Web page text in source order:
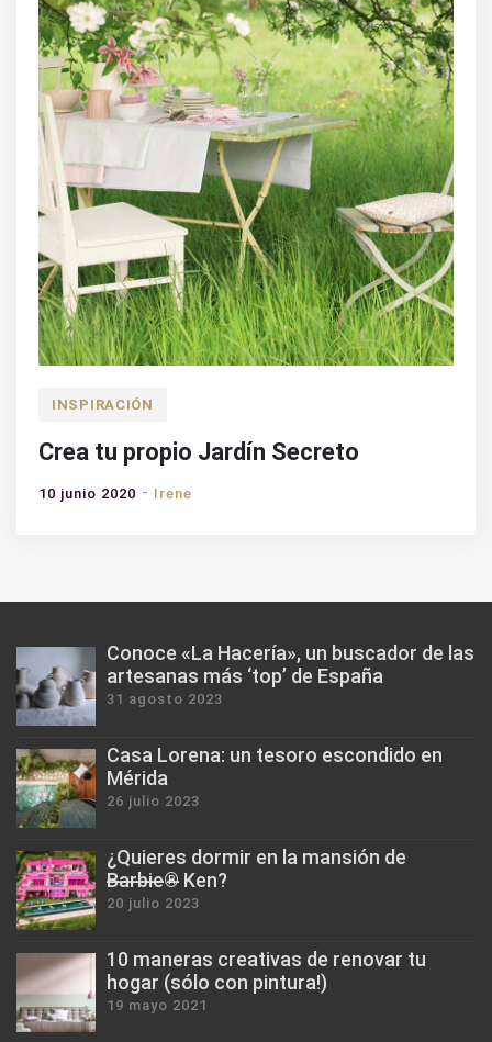
INSPIRACIÓN
Crea tu propio Jardín Secreto
10 junio 2020 Irene
Conoce «La Hacería», un buscador de las
artesanas más ‘top’ de España
31 agosto 2023
Casa Lorena: un tesoro escondido en
Mérida
26 julio 2023
¿Quieres dormir en la mansión de
B̶a̶r̶b̶i̶e̶®̶ Ken?
20 julio 2023
10 maneras creativas de renovar tu
hogar (sólo con pintura!)
19 mayo 2021